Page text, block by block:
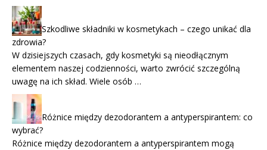
Szkodliwe składniki w kosmetykach – czego unikać dla
zdrowia?
W dzisiejszych czasach, gdy kosmetyki są nieodłącznym
elementem naszej codzienności, warto zwrócić szczególną
uwagę na ich skład. Wiele osób …
Różnice między dezodorantem a antyperspirantem: co
wybrać?
Różnice między dezodorantem a antyperspirantem mogą